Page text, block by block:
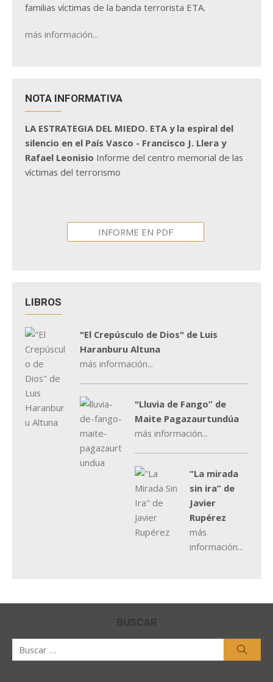
familias víctimas de la banda terrorista ETA.
más información...
NOTA INFORMATIVA
LA ESTRATEGIA DEL MIEDO. ETA y la espiral del
silencio en el País Vasco - Francisco J. Llera y
Rafael Leonisio Informe del centro memorial de las
víctimas del terrorismo
INFORME EN PDF
LIBROS
"El Crepúsculo de Dios" de Luis
Haranburu Altuna
más información...
"Lluvia de Fango” de
Maite Pagazaurtundúa
más información...
“La mirada
sin ira” de
Javier
Rupérez
más
información...
BUSCAR